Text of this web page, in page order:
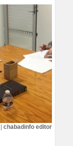
chabadinfo editor